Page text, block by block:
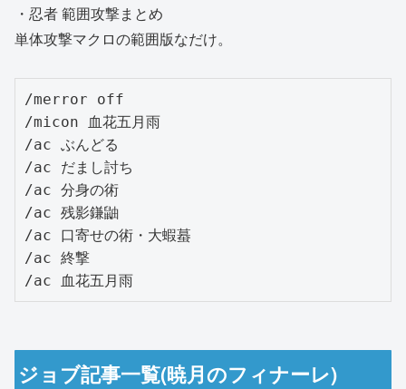
・忍者 範囲攻撃まとめ
単体攻撃マクロの範囲版なだけ。
/merror off
/micon 血花五月雨
/ac ぶんどる
/ac だまし討ち
/ac 分身の術
/ac 残影鎌鼬
/ac 口寄せの術・大蝦蟇
/ac 終撃
/ac 血花五月雨
ジョブ記事一覧(暁月のフィナーレ)